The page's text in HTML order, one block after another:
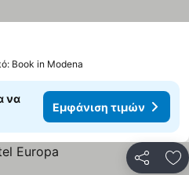
Book in Modena
να
Εμφάνιση τιμών